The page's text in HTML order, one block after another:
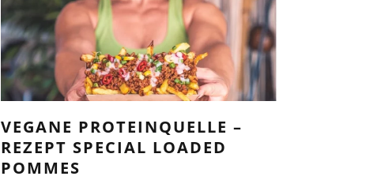
VEGANE PROTEINQUELLE –
REZEPT SPECIAL LOADED
POMMES